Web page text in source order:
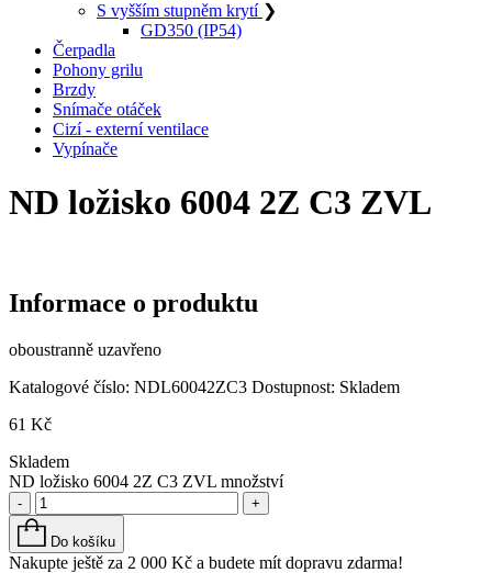
S vyšším stupněm krytí ❯
GD350 (IP54)
Čerpadla
Pohony grilu
Brzdy
Snímače otáček
Cizí - externí ventilace
Vypínače
ND ložisko 6004 2Z C3 ZVL
Informace o produktu
oboustranně uzavřeno
Katalogové číslo: NDL60042ZC3 Dostupnost: Skladem
61 Kč
Skladem
ND ložisko 6004 2Z C3 ZVL množství
- +
Do košíku
Nakupte ještě za 2 000 Kč a budete mít dopravu zdarma!